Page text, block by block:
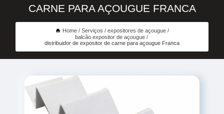
CARNE PARA AÇOUGUE FRANCA
Home Serviços
expositores de açougue
balcão expositor de açougue
distribuidor de expositor de carne para açougue Franca